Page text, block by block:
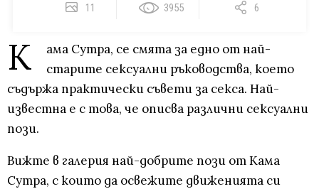
11 3955 6
К
ама Сутра, се смята за едно от най-
старите сексуални ръководства, което
съдържа практически съвети за секса. Най-
известна е с това, че описва различни сексуални
пози.
Вижте в галерия най-добрите пози от Кама
Сутра, с които да освежите движенията си